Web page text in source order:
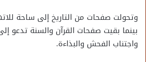
وتحولت صفحات من التاريخ إلى ساحة
بينما بقيت صفحات القرآن والسنة تدعو
واجتناب الفحش والبذاءة.